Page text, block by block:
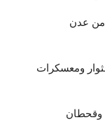
من عدن
ومعسكرات
وقحطان